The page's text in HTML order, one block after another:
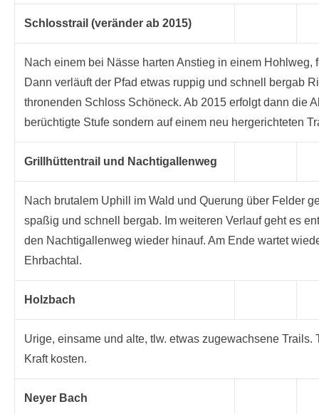
Schlosstrail (veränder ab 2015)
Nach einem bei Nässe harten Anstieg in einem Hohlweg,
Dann verläuft der Pfad etwas ruppig und schnell bergab
thronenden Schloss Schöneck. Ab 2015 erfolgt dann die
berüchtigte Stufe sondern auf einem neu hergerichteten
Grillhüttentrail und Nachtigallenweg
Nach brutalem Uphill im Wald und Querung über Felder
spaßig und schnell bergab. Im weiteren Verlauf geht es
den Nachtigallenweg wieder hinauf. Am Ende wartet
Ehrbachtal.
Holzbach
Urige, einsame und alte, tlw. etwas zugewachsene
Kraft kosten.
Neyer Bach